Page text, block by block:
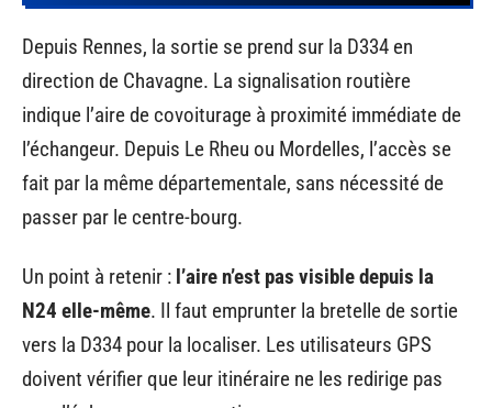
Depuis Rennes, la sortie se prend sur la D334 en
direction de Chavagne. La signalisation routière
indique l’aire de covoiturage à proximité immédiate de
l’échangeur. Depuis Le Rheu ou Mordelles, l’accès se
fait par la même départementale, sans nécessité de
passer par le centre-bourg.
Un point à retenir : l’aire n’est pas visible depuis la
N24 elle-même. Il faut emprunter la bretelle de sortie
vers la D334 pour la localiser. Les utilisateurs GPS
doivent vérifier que leur itinéraire ne les redirige pas